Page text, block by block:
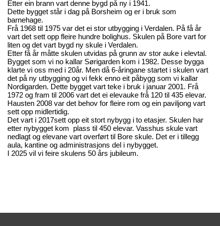
Etter ein brann vart denne bygd på ny i 1941.
Dette bygget står i dag på Borsheim og er i bruk som
barnehage.
Frå 1968 til 1975 var det ei stor utbygging i Verdalen. På få år
vart det sett opp fleire hundre bolighus. Skulen på Bore vart for
liten og det vart bygd ny skule i Verdalen.
Etter få år måtte skulen utvidas på grunn av stor auke i elevtal.
Bygget som vi no kallar Sørigarden kom i 1982. Desse bygga
klarte vi oss med i 20år. Men då 6-åringane startet i skulen vart
det på ny utbygging og vi fekk enno eit påbygg som vi kallar
Nordigarden. Dette bygget vart teke i bruk i januar 2001. Frå
1972 og fram til 2006 vart det ei elevauke frå 120 til 435 elevar.
Hausten 2008 var det behov for fleire rom og ein paviljong vart
sett opp midlertidig.
Det vart i 2017sett opp eit stort nybygg i to etasjer. Skulen har
etter nybygget kom plass til 450 elevar. Vasshus skule vart
nedlagt og elevane vart overført til Bore skule. Det er i tillegg
aula, kantine og administrasjons del i nybygget.
I 2025 vil vi feire skulens 50 års jubileum.